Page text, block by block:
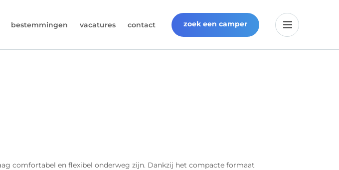
bestemmingen vacatures contact zoek een camper
comfortabel en flexibel onderweg zijn. Dankzij het compacte formaat